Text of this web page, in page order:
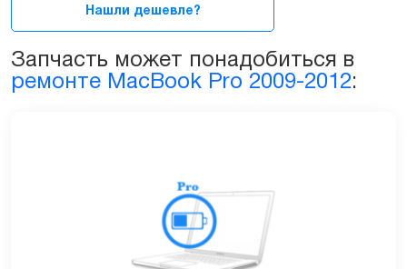
15ᐥ
2009
(A1286)
Нашли дешевле?
Запчасть может понадобиться в
ремонте MacBook Pro 2009-2012: